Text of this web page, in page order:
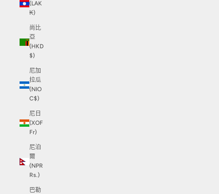
(LAK
₭)
尚比
亞
(HKD
$)
尼加
拉瓜
(NIO
C$)
尼日
(XOF
Fr)
尼泊
爾
(NPR
Rs.)
巴勒